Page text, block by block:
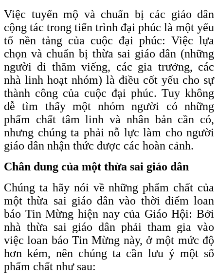
Việc tuyển mộ và chuẩn bị các giáo dân
cộng tác trong tiến trình đại phúc là một yếu
tố nền tảng của cuộc đại phúc: Việc lựa
chọn và chuẩn bị thừa sai giáo dân (những
người đi thăm viếng, các gia trưởng, các
nhà linh hoạt nhóm) là điều cốt yếu cho sự
thành công của cuộc đại phúc. Tuy không
dễ tìm thấy một nhóm người có những
phẩm chất tâm linh và nhân bản cần có,
nhưng chúng ta phải nỗ lực làm cho người
giáo dân nhận thức được các hoàn cảnh.
Chân dung của một thừa sai giáo dân
Chúng ta hãy nói về những phẩm chất của
một thừa sai giáo dân vào thời điểm loan
báo Tin Mừng hiện nay của Giáo Hội: Bởi
nhà thừa sai giáo dân phải tham gia vào
việc loan báo Tin Mừng này, ở một mức độ
hơn kém, nên chúng ta cần lưu ý một số
phẩm chất như sau: